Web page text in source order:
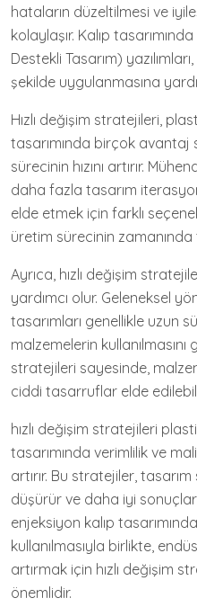
hataların düzeltilmesi ve
kolaylaşır. Kalıp
Destekli Tasarım)
şekilde uygulanmasına
Hızlı değişim stratejileri,
tasarımında birçok avantaj
sürecinin hızını artırır.
daha fazla tasarım
elde etmek için farklı
üretim sürecinin zamanında
Ayrıca, hızlı değişim
yardımcı olur. Geleneksel
tasarımları genellikle uzun
malzemelerin kullanılmasını
stratejileri sayesinde,
ciddi tasarruflar elde
hızlı değişim stratejileri
tasarımında verimlilik ve
artırır. Bu stratejiler,
düşürür ve daha iyi
enjeksiyon kalıp
kullanılmasıyla birlikte,
artırmak için hızlı değişim
önemlidir.